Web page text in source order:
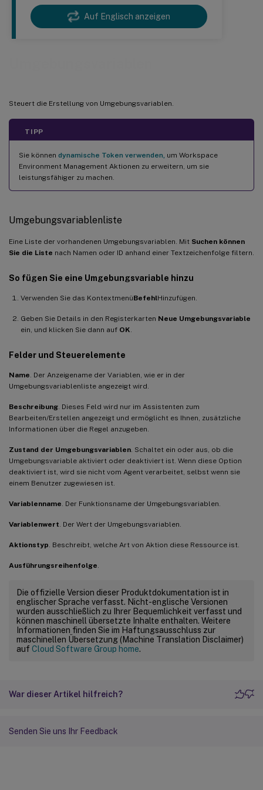
Auf Englisch anzeigen
Steuert die Erstellung von Umgebungsvariablen.
TIPP
Sie können dynamische Token verwenden, um Workspace
Environment Management Aktionen zu erweitern, um sie
leistungsfähiger zu machen.
Umgebungsvariablenliste
Eine Liste der vorhandenen Umgebungsvariablen. Mit Suchen können
Sie die Liste nach Namen oder ID anhand einer Textzeichenfolge filtern.
So fügen Sie eine Umgebungsvariable hinzu
Verwenden Sie das KontextmenüBefehlHinzufügen.
Geben Sie Details in den Registerkarten Neue Umgebungsvariable
ein, und klicken Sie dann auf OK
Felder und Steuerelemente
Name . Der Anzeigename der Variablen, wie er in der
Umgebungsvariablenliste angezeigt wird.
Beschreibung . Dieses Feld wird nur im Assistenten zum
Bearbeiten/Erstellen angezeigt und ermöglicht es Ihnen, zusätzliche
Informationen über die Regel anzugeben.
Zustand der Umgebungsvariablen . Schaltet ein oder aus, ob die
Umgebungsvariable aktiviert oder deaktiviert ist. Wenn diese Option
deaktiviert ist, wird sie nicht vom Agent verarbeitet, selbst wenn sie
einem Benutzer zugewiesen ist.
Variablenname . Der Funktionsname der Umgebungsvariablen.
Variablenwert . Der Wert der Umgebungsvariablen.
Aktionstyp . Beschreibt, welche Art von Aktion diese Ressource ist.
Ausführungsreihenfolge
Die offizielle Version dieser Produktdokumentation ist in
englischer Sprache verfasst. Nicht-englische Versionen
wurden ausschließlich zu Ihrer Bequemlichkeit verfasst und
können maschinell übersetzte Inhalte enthalten. Weitere
Informationen finden Sie im Haftungsausschluss zur
maschinellen Übersetzung (Machine Translation Disclaimer)
auf Cloud Software Group home.
War dieser Artikel hilfreich?
Senden Sie uns Ihr Feedback